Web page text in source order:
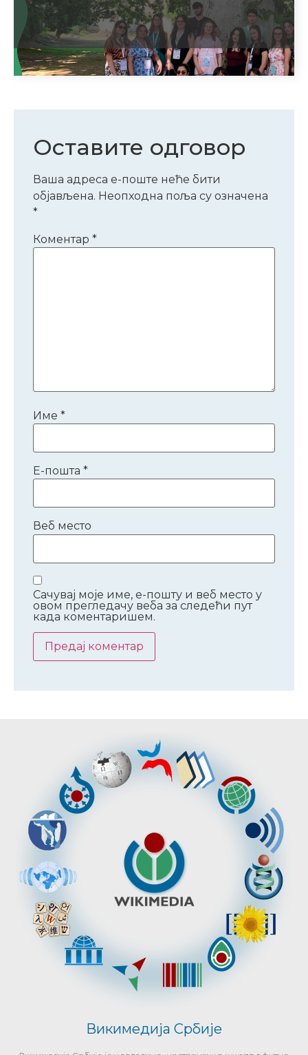
Оставите одговор
Ваша адреса е-поште неће бити
објављена. Неопходна поља су означена
*
Коментар *
Име *
Е-пошта *
Веб место
Сачувај моје име, е-пошту и веб место у
овом прегледачу веба за следећи пут
када коментаришем.
Викимедија Србије